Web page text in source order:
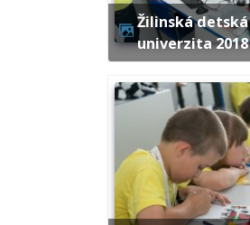
Žilinská detská
univerzita 2018